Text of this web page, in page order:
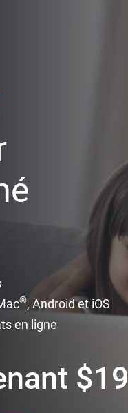
®, Android et iOS
en ligne
$19